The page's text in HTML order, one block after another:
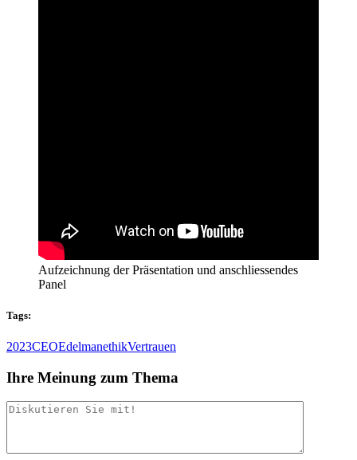
Aufzeichnung der Präsentation und anschliessendes
Panel
Tags:
2023CEOEdelmanethikVertrauen
Ihre Meinung zum Thema